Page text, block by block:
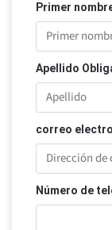
Primer
Apellido
correo
Número de